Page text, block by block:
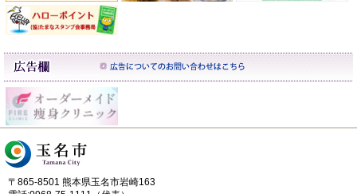
〒865-8501 熊本県玉名市岩崎163